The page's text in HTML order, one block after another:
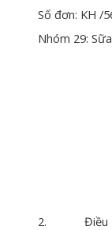
Số đơn: KH /
Nhóm 29:
2. Điều